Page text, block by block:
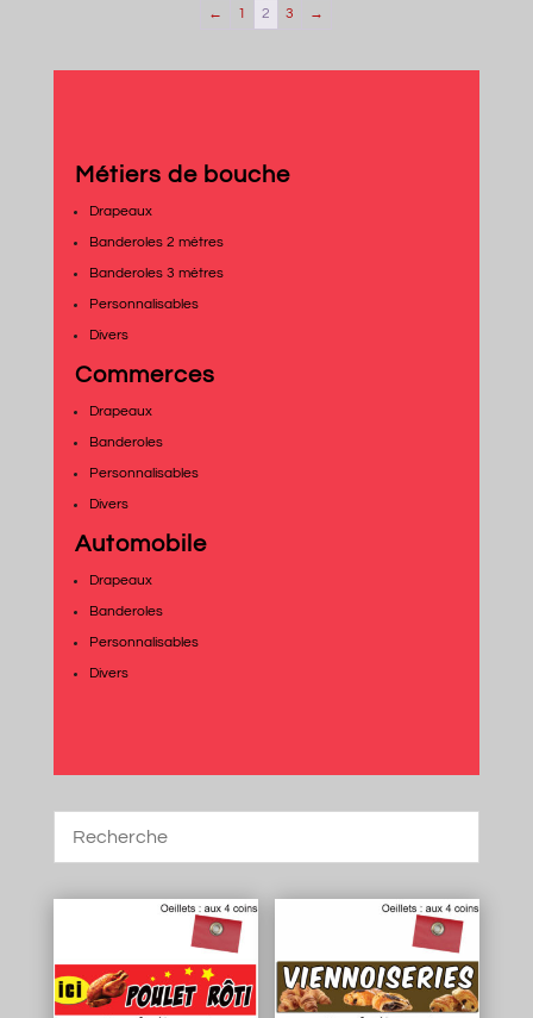
est :
← 1 2 3 →
Métiers de bouche
Drapeaux
Banderoles 2 mètres
Banderoles 3 mètres
Personnalisables
Divers
Commerces
Drapeaux
Banderoles
Personnalisables
Divers
Automobile
Drapeaux
Banderoles
Personnalisables
Divers